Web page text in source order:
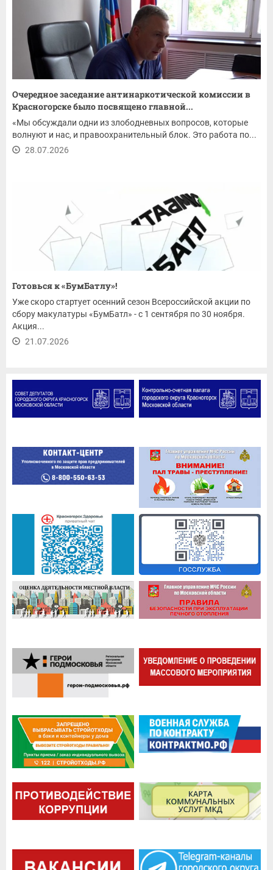
Очередное заседание антинаркотической комиссии в
Красногорске было посвящено главной...
«Мы обсуждали одни из злободневных вопросов, которые
волнуют и нас, и правоохранительный блок. Это работа по...
28.07.2026
Готовься к «БумБатлу»!
Уже скоро стартует осенний сезон Всероссийской акции по
сбору макулатуры «БумБатл» - с 1 сентября по 30 ноября.
Акция...
21.07.2026